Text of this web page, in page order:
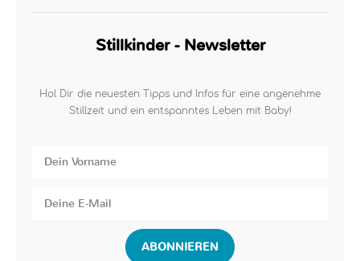
Stillkinder - Newsletter
Hol Dir die neuesten Tipps und Infos für eine angenehme
Stillzeit und ein entspanntes Leben mit Baby!
ABONNIEREN